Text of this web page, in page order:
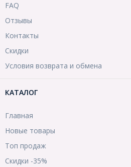
FAQ
Отзывы
Контакты
Скидки
Условия возврата и обмена
КАТАЛОГ
Главная
Новые товары
Топ продаж
Скидки -35%